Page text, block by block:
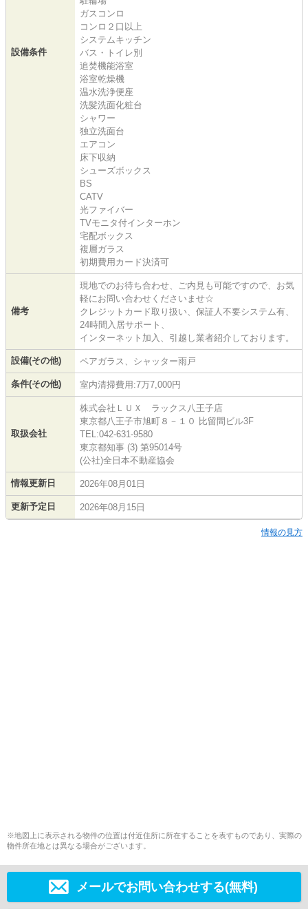
設備条件
ガスコンロ
コンロ２口以上
システムキッチン
バス・トイレ別
追焚機能浴室
浴室乾燥機
温水洗浄便座
洗髪洗面化粧台
シャワー
独立洗面台
エアコン
床下収納
シューズボックス
BS
CATV
光ファイバー
TVモニタ付インターホン
宅配ボックス
複層ガラス
初期費用カード決済可
備考
現地でのお待ち合わせ、ご内見も可能ですので、お気
軽にお問い合わせくださいませ☆
クレジットカード取り扱い、保証人不要システム有、
24時間入居サポート、
インターネット加入、引越し業者紹介しております。
設備(その他) ペアガラス、シャッター雨戸
条件(その他) 室内清掃費用:7万7,000円
取扱会社
株式会社ＬＵＸ ラックス八王子店
東京都八王子市旭町８－１０ 比留間ビル3F
TEL:042-631-9580
東京都知事 (3) 第95014号
(公社)全日本不動産協会
情報更新日 2026年08月01日
更新予定日 2026年08月15日
情報の見方
※地図上に表示される物件の位置は付近住所に所在することを表すものであり、実際の
物件所在地とは異なる場合がございます。
メールでお問い合わせする(無料)